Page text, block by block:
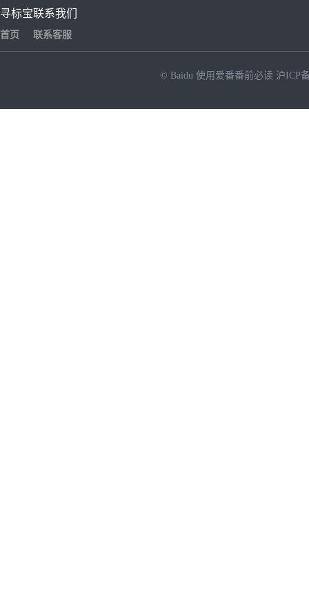
寻标宝
首页
联系我们
联系客服
© Baidu 使用爱番番前必读 沪ICP